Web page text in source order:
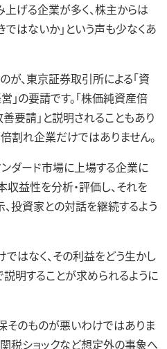
げる企業が多く、株主からは
ではないか」という声も少なくあ
が、東京証券取引所による「資
」の要請です。「株価純資産倍
要請」と説明されることもあり
割れ企業だけではありません。
ダード市場に上場する企業に
収益性を分析・評価し、それを
投資家との対話を継続するよう
はなく、その利益をどう生かし
明することが求められるように
そのものが悪いわけではありま
関税ショックなど想定外の事象へ